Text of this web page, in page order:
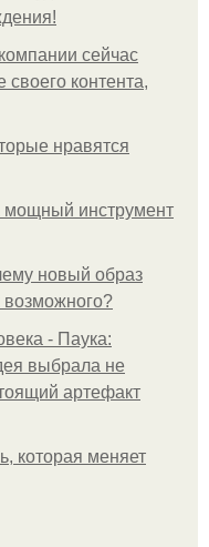
сейчас
контента,
нравятся
мощный инструмент
новый образ
- Паука:
выбрала не
артефакт
которая меняет